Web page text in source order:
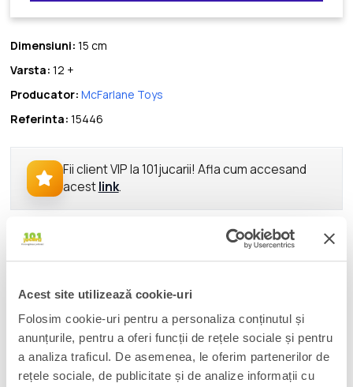
Acest site utilizează cookie-uri
Folosim cookie-uri pentru a personaliza conținutul și
anunțurile, pentru a oferi funcții de rețele sociale și pentru
a analiza traficul. De asemenea, le oferim partenerilor de
rețele sociale, de publicitate și de analize informații cu
Dimensiuni: 15 cm
Varsta: 12 +
Producator: McFarlane Toys
Referinta: 15446
Fii client VIP la 101jucarii! Afla cum accesand
acestlink.
DESCRIERE
asemanator cu cel al unui pinguin, Oswald Cobblepod isi
insuseste pe deplin numele de Penguin. Imbracat mereu ca la
patru ace, Penguin isi face simtita prezenta in orice jaf de banci
sau de muzee alaturi de pinguinii sau dresati dar si de chichotul
lui rau si sacaitor.